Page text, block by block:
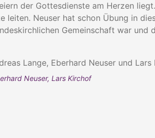
der Gottesdienste am Herzen
leiten. Neuser hat schon Übung in
Gemeinschaft war
Neuser, Lars Kirchof